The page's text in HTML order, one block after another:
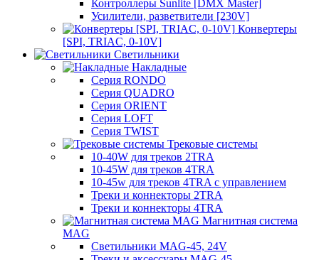
Контроллеры Sunlite [DMX Master]
Усилители, разветвители [230V]
Конвертеры
[SPI, TRIAC, 0-10V]
Светильники
Накладные
Серия RONDO
Серия QUADRO
Серия ORIENT
Серия LOFT
Серия TWIST
Трековые системы
10-40W для треков 2TRA
10-45W для треков 4TRA
10-45w для треков 4TRA с управлением
Треки и коннекторы 2TRA
Треки и коннекторы 4TRA
Магнитная система
MAG
Светильники MAG-45, 24V